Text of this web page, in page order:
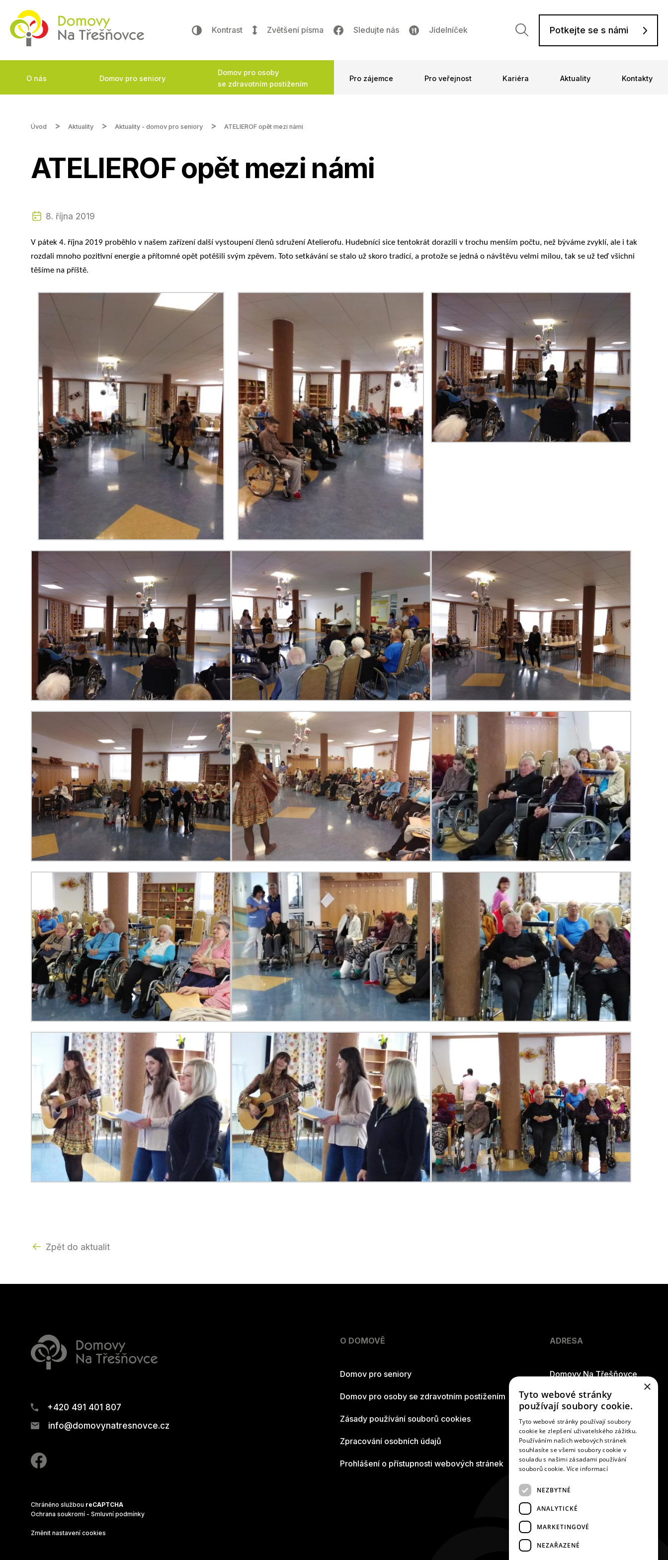
Kontrast Zvětšení písma Sledujte nás Jídelníček Potkejte se s námi
O nás Domov pro seniory
Domov pro osoby
se zdravotním postižením
Pro zájemce Pro veřejnost Kariéra Aktuality Kontakty
Úvod Aktuality Aktuality - domov pro seniory ATELIEROF opět mezi námi
ATELIEROF opět mezi námi
8. října 2019
V pátek 4. října 2019 proběhlo v našem zařízení další vystoupení členů sdružení Atelierofu. Hudebníci sice tentokrát dorazili v trochu menším počtu, než býváme zvyklí, ale i tak
rozdali mnoho pozitivní energie a přítomné opět potěšili svým zpěvem. Toto setkávání se stalo už skoro tradicí, a protože se jedná o návštěvu velmi milou, tak se už teď všichni
těšíme na příště.
Zpět do aktualit
+420 491 401 807
info@domovynatresnovce.cz
O DOMOVĚ
Domov pro seniory
Domov pro osoby se zdravotním postižením
Zásady používání souborů cookies
Zpracování osobních údajů
Prohlášení o přístupnosti webových stránek
ADRESA
Domovy Na Třešňovce
Riegrova 837
552 03 Česká Skalice
Královéhradecký kraj
Chráněno službou reCAPTCHA
Ochrana soukromí - Smluvní podmínky
Změnit nastavení cookies
×
Tyto webové stránky
používají soubory cookie.
Tyto webové stránky používají soubory
cookie ke zlepšení uživatelského zážitku.
Používáním našich webových stránek
souhlasíte se všemi soubory cookie v
souladu s našimi zásadami používání
souborů cookie. Více informací
NEZBYTNÉ
ANALYTICKÉ
MARKETINGOVÉ
NEZAŘAZENÉ